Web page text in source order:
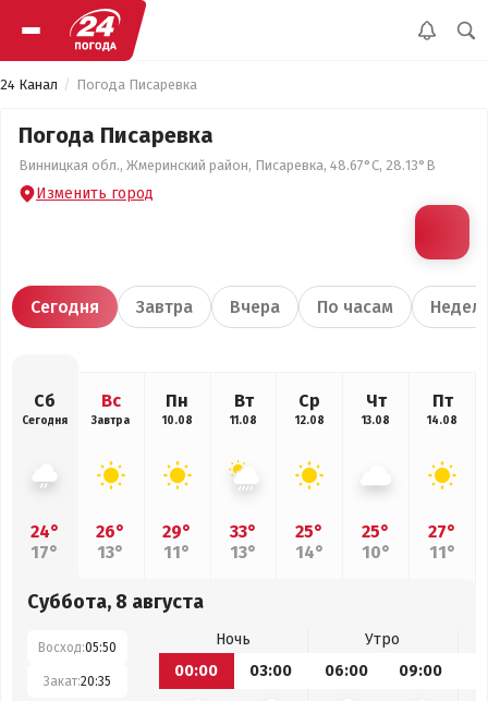
24 Канал Погода Писаревка
Погода Писаревка
Винницкая обл., Жмеринский район, Писаревка, 48.67°С, 28.13°В
Изменить город
Сегодня Завтра Вчера По часам
Сб
Сегодня
24°
17°
Вс
Завтра
26°
13°
Пн
10.08
29°
11°
Вт
11.08
33°
13°
Ср
12.08
25°
14°
Чт
13.08
25°
10°
Пт
14.08
27°
11°
Суббота, 8 августа
Восход:05:50
Закат:20:35
Ночь
Утро
00:00
03:00 06:00 09:00